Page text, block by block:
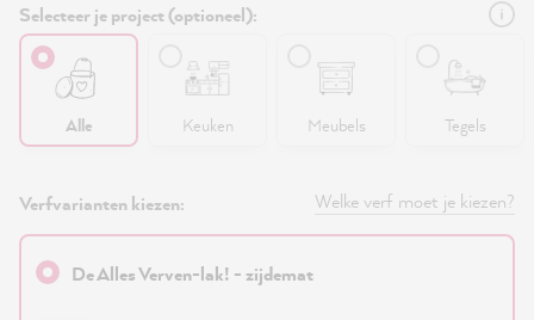
Selecteer je project (optioneel):
Alle Keuken Meubels Tegels
Verfvarianten kiezen: Welke verf moet je kiezen?
De Alles Verven-lak! - zijdemat